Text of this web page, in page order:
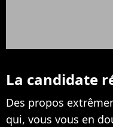
La candidate
Des propos
qui, vous vous en